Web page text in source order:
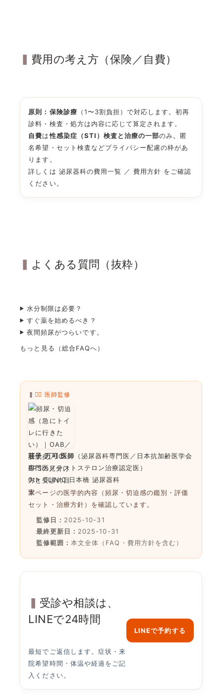
費用の考え方（保険／自費）
原則：保険診療 （1〜3割負担）で対応します。初再
診料・検査・処方は内容に応じて算定されます。
自費は性感染症（STI）検査と治療の一部のみ。匿
名希望・セット検査などプライバシー配慮の枠があ
ります。
詳しくは 泌尿器科の費用一覧 ／費用方針 をご確認
ください。
よくある質問（抜粋）
水分制限は必要？
すぐ薬を始めるべき？
夜間頻尿がつらいです。
もっと見る（総合FAQへ）
👨‍⚕️ 医師監修
荘子 万可 医師 （泌尿器科専門医／日本抗加齢医学会
専門医／テストステロン治療認定医）
0th CLINIC 日本橋 泌尿器科
本ページの医学的内容（頻尿・切迫感の鑑別・評価
セット・治療方針）を確認しています。
監修日： 2025-10-31
最終更新日： 2025-10-31
監修範囲：本文全体（FAQ・費用方針を含む）
受診や相談は、
LINEで24時間
最短でご返信します。症状・来
院希望時間・体温や経過をご記
入ください。
LINEで予約する